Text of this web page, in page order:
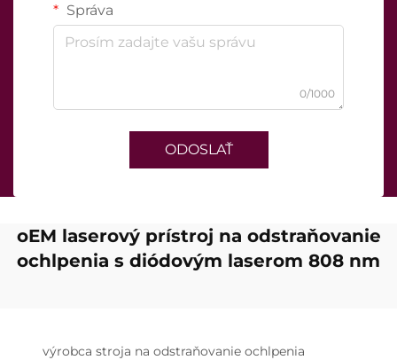
Správa
0/1000
ODOSLAŤ
oEM laserový prístroj na odstraňovanie
ochlpenia s diódovým laserom 808 nm
výrobca stroja na odstraňovanie ochlpenia